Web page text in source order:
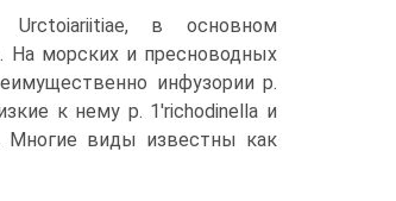
в основном
На морских и пресноводных
инфузории р.
к нему р. 1'richodinella и
Многие виды известны как